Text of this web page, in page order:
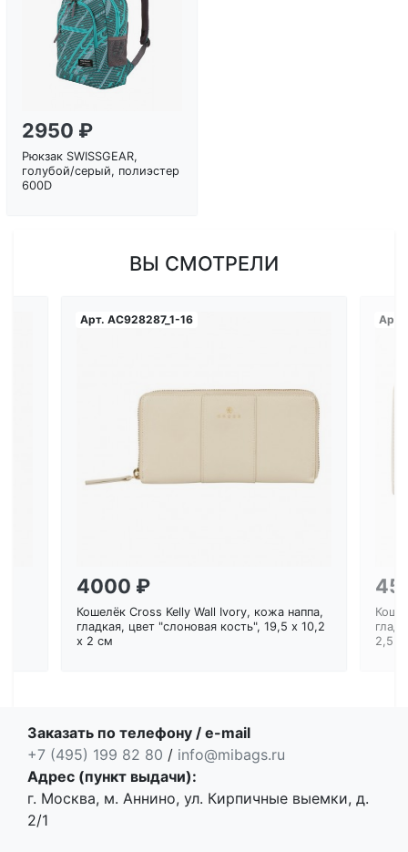
Загрузка...
2950 ₽
Рюкзак SWISSGEAR,
голубой/серый, полиэстер
600D
ВЫ СМОТРЕЛИ
Арт. AC928287_1-16
4000 ₽
Кошелёк Cross Kelly Wall Ivory, кожа наппа,
гладкая, цвет "слоновая кость", 19,5 x 10,2
x 2 см
Арт.
2,5
Заказать по телефону / e-mail
+7 (495) 199 82 80 / info@mibags.ru
Адрес (пункт выдачи):
г. Москва, м. Аннино, ул. Кирпичные выемки, д.
2/1